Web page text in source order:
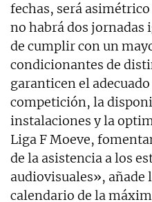
fechas, será
no habrá dos jornadas
de cumplir con un
condicionantes de
garanticen el
competición, la
instalaciones y la
Liga F Moeve,
de la asistencia a los
audiovisuales», añade
calendario de la